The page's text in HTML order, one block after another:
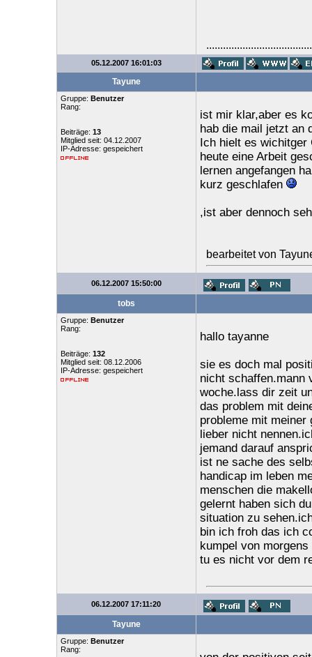
05.12.2007 16:01:03
Tayune
Gruppe: Benutzer
Rang:
Beiträge: 13
Mitglied seit: 04.12.2007
IP-Adresse: gespeichert
ist mir klar,aber es
hab die mail jetzt an
Ich hielt es wichitger
heute eine Arbeit
lernen angefangen
kurz geschlafen
,ist aber dennoch
bearbeitet von
06.12.2007 15:50:00
tobs
Gruppe: Benutzer
Rang:
Beiträge: 132
Mitglied seit: 08.12.2006
IP-Adresse: gespeichert
hallo tayanne
sie es doch mal
nicht schaffen.mann
woche.lass dir zeit
das problem mit
probleme mit meiner
lieber nicht
jemand darauf
ist ne sache des
handicap im leben
menschen die
gelernt haben sich
situation zu
bin ich froh das ich
kumpel von
tu es nicht vor dem
06.12.2007 17:11:20
Tayune
Gruppe: Benutzer
Rang: